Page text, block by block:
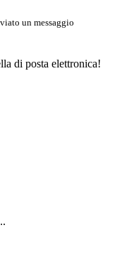
un messaggio
di posta elettronica!